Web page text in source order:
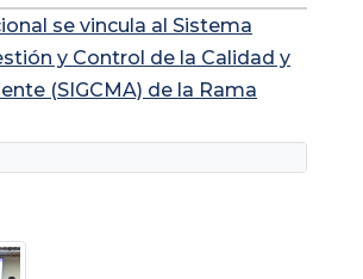
se vincula al Sistema
y Control de la Calidad y
(SIGCMA) de la Rama